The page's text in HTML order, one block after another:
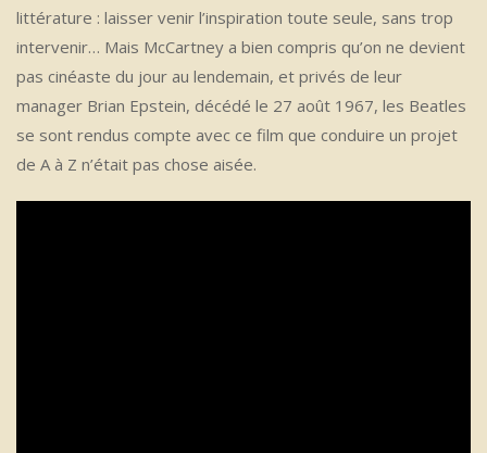
littérature : laisser venir l’inspiration toute seule, sans trop
intervenir… Mais McCartney a bien compris qu’on ne devient
pas cinéaste du jour au lendemain, et privés de leur
manager Brian Epstein, décédé le 27 août 1967, les Beatles
se sont rendus compte avec ce film que conduire un projet
de A à Z n’était pas chose aisée.